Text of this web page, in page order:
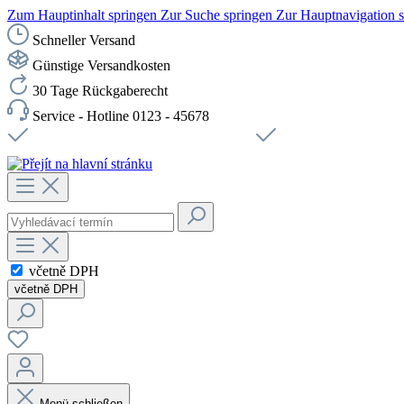
Zum Hauptinhalt springen Zur Suche springen Zur Hauptnavigation
Schneller Versand
Günstige Versandkosten
30 Tage Rückgaberecht
Service - Hotline 0123 - 45678
včetně DPH
včetně DPH